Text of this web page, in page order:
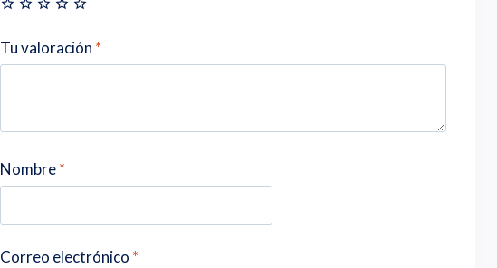
Tu valoración *
Nombre*
Correo electrónico *